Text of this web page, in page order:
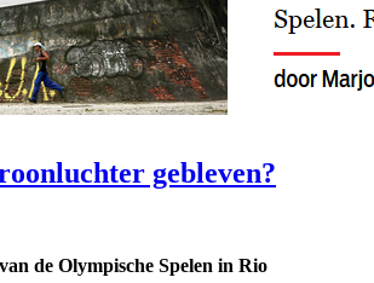
gebleven?
de Olympische Spelen in Rio